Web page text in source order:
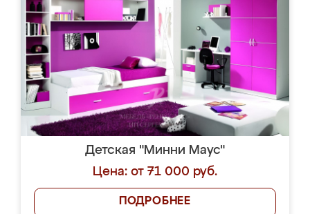
Детская "Минни Маус"
Цена: от 71 000 руб.
ПОДРОБНЕЕ